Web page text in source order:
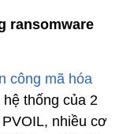
ransomware
công mã hóa
thống của 2
nhiều cơ